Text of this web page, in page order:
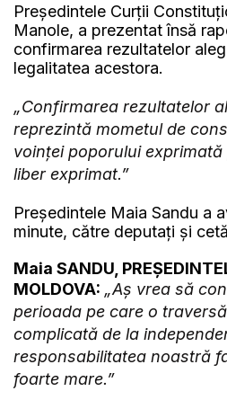
Președintele Curții
Manole, a prezentat însă
confirmarea rezultatelor
legalitatea acestora.
„Confirmarea rezultatelor
reprezintă mometul de
voinței poporului
liber exprimat.”
Președintele Maia Sandu a
minute, către deputați și
Maia SANDU,
MOLDOVA: „Aș vrea să
perioada pe care o
complicată de la
responsabilitatea noastră
foarte mare.”